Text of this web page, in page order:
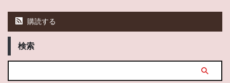
購読する
検索